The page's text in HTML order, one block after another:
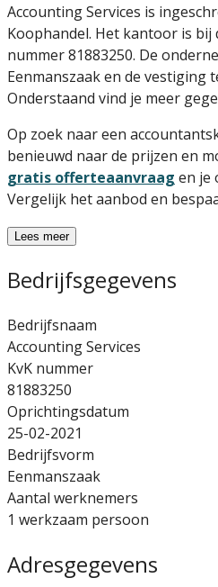
Accounting Services is
Koophandel. Het kantoor is bij
nummer 81883250. De
Eenmanszaak en de vestiging
Onderstaand vind je meer
Op zoek naar een
benieuwd naar de prijzen en
gratis offerteaanvraag en je
Vergelijk het aanbod en
Lees meer
Bedrijfsgegevens
Bedrijfsnaam
Accounting Services
KvK nummer
81883250
Oprichtingsdatum
25-02-2021
Bedrijfsvorm
Eenmanszaak
Aantal werknemers
1 werkzaam persoon
Adresgegevens